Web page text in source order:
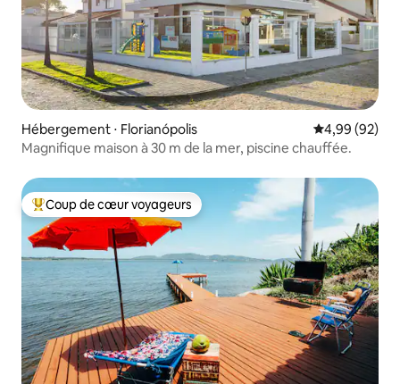
Hébergement ⋅ Florianópolis Évaluation
4,99 (92)
Magnifique maison à 30 m de la mer, piscine chauffée.
Coups de cœur voyageurs les plus appréciés
Coup de cœur voyageurs